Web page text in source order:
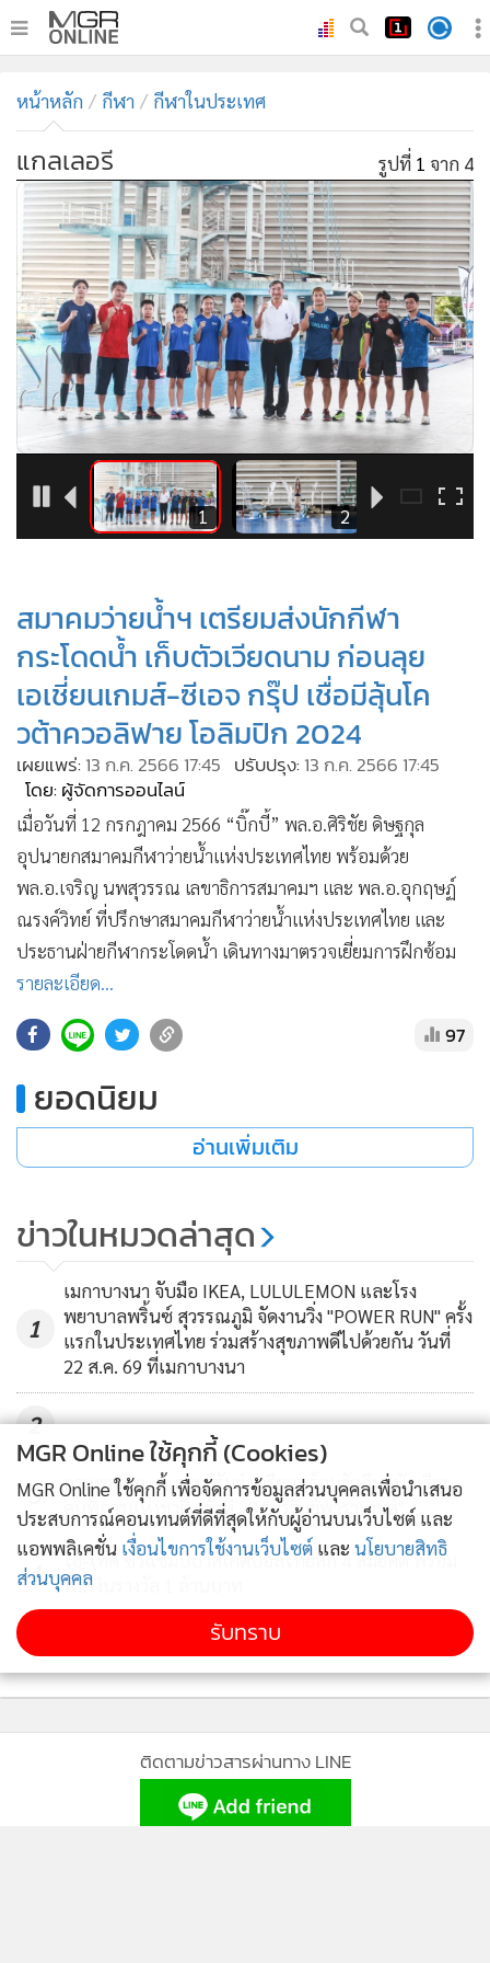
ทันเหตุการณ์
• ภาคใต้
• ภูมิภาค
Online Section
• บันเทิง
• ผู้จัดการรายวัน
• คอลัมนิสต์
• ละคร
• CbizReview
Cyber BIZ
• ผู้จัดกวน
Good health & Well-being
Green Innovation & SD
• Infographic
• การเมือง
• ท่องเที่ยว
• กีฬา
• ต่างประเทศ
Special Scoop
• เศรษฐกิจ-ธุรกิจ
• จีน
• ชุมชน-คุณภาพชีวิต
• อาชญากรรม
• Motoring
• วิทยาศาสตร์
หุ้น
• อินโดจีน
• กองทุนรวม
• Factcheck
ญี่ปุ่น
News1
Gotomanager
สมาคมว่ายน้ำฯ เตรียมส่งนักกีฬา
กระโดดน้ำ เก็บตัวเวียดนาม ก่อนลุย
เอเชี่ยนเกมส์-ซีเอจ กรุ๊ป เชื่อมีลุ้นโค
วต้าควอลิฟาย โอลิมปิก 2024
เผยแพร่: 13 ก.ค. 2566 17:45 ปรับปรุง: 13 ก.ค. 2566 17:45
โดย: ผู้จัดการออนไลน์
เมื่อวันที่ 12 กรกฎาคม 2566 “บิ๊กบี้” พล.อ.ศิริชัย ดิษฐกุล
อุปนายกสมาคมกีฬาว่ายน้ำแห่งประเทศไทย พร้อมด้วย
พล.อ.เจริญ นพสุวรรณ เลขาธิการสมาคมฯ และ พล.อ.อุกฤษฏ์
ณรงค์วิทย์ ที่ปรึกษาสมาคมกีฬาว่ายน้ำแห่งประเทศไทย และ
ประธานฝ่ายกีฬากระโดดน้ำ เดินทางมาตรวจเยี่ยมการฝึกซ้อม
รายละเอียด...
97
ยอดนิยม
อ่านเพิ่มเติม
ข่าวในหมวดล่าสุด
1
เมกาบางนา จับมือ IKEA, LULULEMON และโรง
พยาบาลพริ้นซ์ สุวรรณภูมิ จัดงานวิ่ง "POWER RUN" ครั้ง
แรกในประเทศไทย ร่วมสร้างสุขภาพดีไปด้วยกัน วันที่
22 ส.ค. 69 ที่เมกาบางนา
2
3
กรมพลศึกษาและบุรีรัมย์ เตรียมพร้อมจัดกีฬานักเรียน
คนพิการแห่งชาติ ครั้งที่ 23 "บุรีรัมย์พาราเกมส์"
4
ไฮ-เทค ซิวแชมป์บาสเกตบอลไทยลีก 4 สมัยติด พร้อม
ฟันเงินรางวัล 1 ล้านบาท
ข่าวอื่นในหมวด
หน้าหลัก กีฬา กีฬาในประเทศ
แกลเลอรี รูปที่ 1 จาก 4
1 2
ติดตามข่าวสารผ่านทาง LINE
MGR Online ใช้คุกกี้ (Cookies)
MGR Online ใช้คุกกี้ เพื่อจัดการข้อมูลส่วนบุคคลเพื่อนำเสนอ
ประสบการณ์คอนเทนต์ที่ดีที่สุดให้กับผู้อ่านบนเว็บไซต์ และ
แอพพลิเคชั่น เงื่อนไขการใช้งานเว็บไซต์ และ นโยบายสิทธิ
ส่วนบุคคล
รับทราบ